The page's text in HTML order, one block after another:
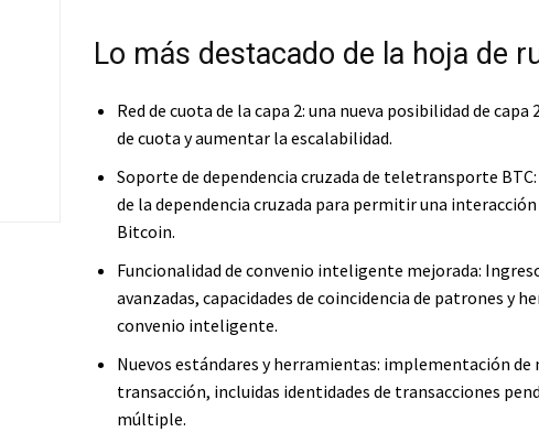
Lo más destacado de la hoja de
Red de cuota de la capa 2: una nueva posibilidad de
de cuota y aumentar la escalabilidad.
Soporte de dependencia cruzada de teletransporte
de la dependencia cruzada para permitir una
Bitcoin.
Funcionalidad de convenio inteligente mejorada:
avanzadas, capacidades de coincidencia de patrones y
convenio inteligente.
Nuevos estándares y herramientas: implementación de
transacción, incluidas identidades de transacciones
múltiple.